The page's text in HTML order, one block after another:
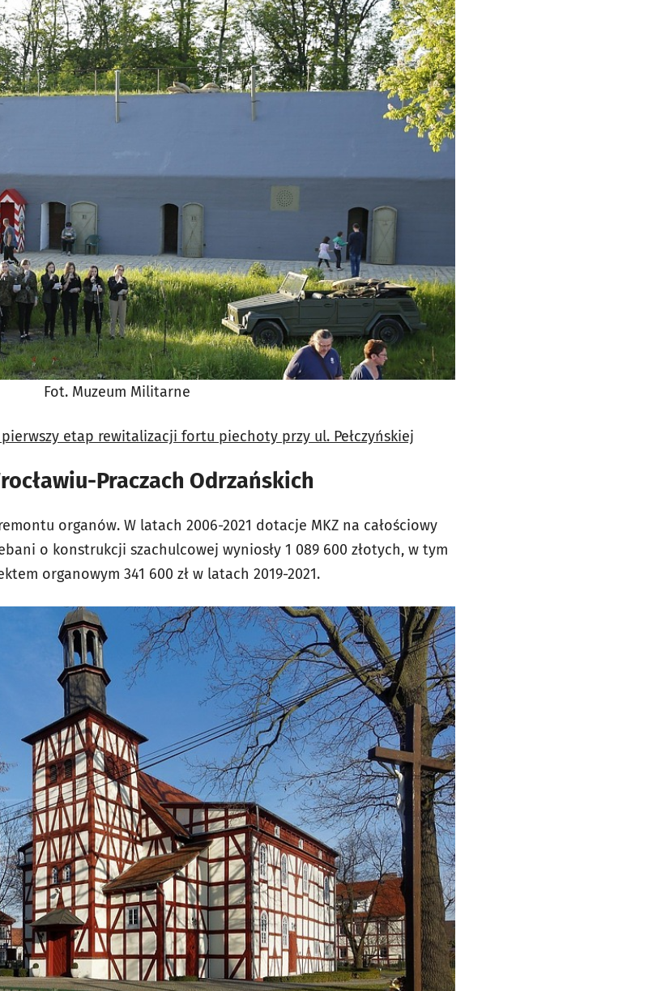
Fot. Muzeum Militarne
pierwszy etap rewitalizacji fortu piechoty przy ul. Pełczyńskiej
Praczach Odrzańskich
organów. W latach 2006-2021 dotacje MKZ na całościowy
o konstrukcji szachulcowej wyniosły 1 089 600 złotych, w tym
organowym 341 600 zł w latach 2019-2021.